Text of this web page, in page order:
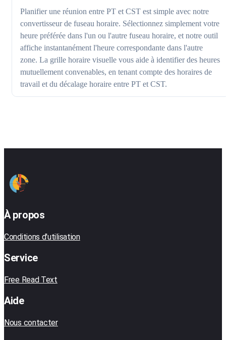
Planifier une réunion entre PT et CST est simple avec notre
convertisseur de fuseau horaire. Sélectionnez simplement votre
heure préférée dans l'un ou l'autre fuseau horaire, et notre outil
affiche instantanément l'heure correspondante dans l'autre
zone. La grille horaire visuelle vous aide à identifier des heures
mutuellement convenables, en tenant compte des horaires de
travail et du décalage horaire entre PT et CST.
À propos
Conditions d'utilisation
Service
Free Read Text
Aide
Nous contacter